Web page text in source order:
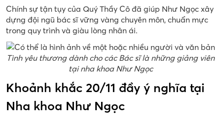
Chính sự tận tụy của Quý Thầy Cô đã giúp Như Ngọc xây
dựng đội ngũ bác sĩ vững vàng chuyên môn, chuẩn mực
trong quy trình và giàu lòng nhân ái.
Tình yêu thương dành cho các Bác sĩ là những giảng viên
tại nha khoa Như Ngọc
Khoảnh khắc 20/11 đầy ý nghĩa tại
Nha khoa Như Ngọc